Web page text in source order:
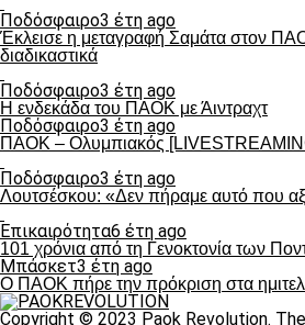
Ποδόσφαιρο3 έτη ago
Έκλεισε η μεταγραφή Σαμάτα στον
διαδικαστικά
Ποδόσφαιρο3 έτη ago
Η ενδεκάδα του ΠΑΟΚ με Άιντραχτ
Ποδόσφαιρο3 έτη ago
ΠΑΟΚ – Ολυμπιακός
Ποδόσφαιρο3 έτη ago
Λουτσέσκου: «Δεν πήραμε αυτό που
Επικαιρότητα6 έτη ago
101 χρόνια από τη Γενοκτονία των
Μπάσκετ3 έτη ago
Ο ΠΑΟΚ πήρε την πρόκριση στα
Copyright © 2023 Paok Revolution.